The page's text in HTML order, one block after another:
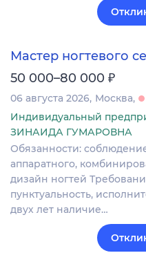
Мастер ногтевого
50 000–80 000 ₽
06 августа 2026 Москва
Индивидуальный
ЗИНАИДА ГУМАРОВНА
Обязанности:
аппаратного,
дизайн ногтей
пунктуальность,
двух лет наличие…